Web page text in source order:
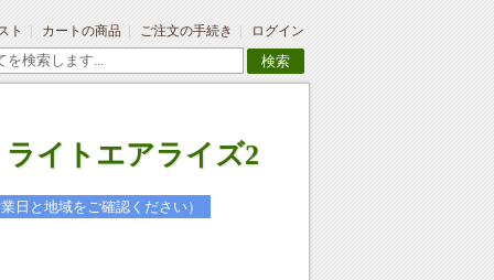
ト カートの商品 ご注文の手続き ログイン
検索
イトエアライズ2
日と地域をご確認ください）